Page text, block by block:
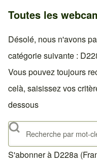
Toutes les
Désolé, nous n'avons
catégorie suivante :
Vous pouvez toujours
celà, saisissez vos
dessous
Rechercher
S'abonner à D228a